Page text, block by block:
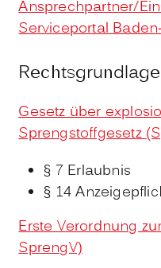
Ansprechpartner/
Serviceportal
Rechtsgrundlage
Gesetz über
Sprengstoffgesetz
§ 7 Erlaubnis
§ 14
Erste Verordnung
SprengV)